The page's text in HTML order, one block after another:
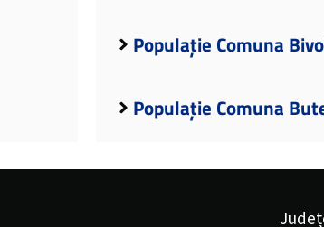
Populație Comuna
Populație Comuna